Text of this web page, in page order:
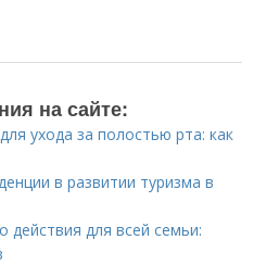
на сайте:
ухода за полостью рта: как
в развитии туризма в
действия для всей семьи: